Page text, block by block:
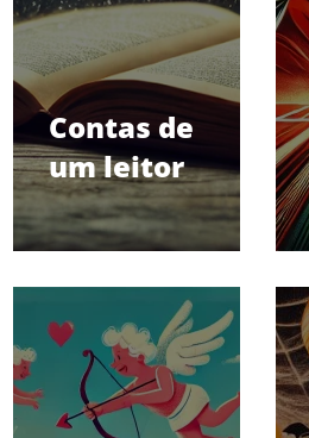
Contas de
um leitor